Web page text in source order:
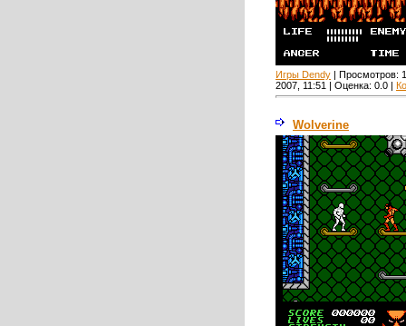
Игры Dendy | Просмотров:
2007, 11:51 | Оценка: 0.0 |
Wolverine